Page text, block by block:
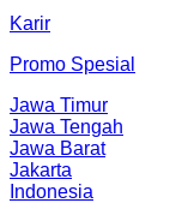
Karir
Promo Spesial
Jawa Timur
Jawa Tengah
Jawa Barat
Jakarta
Indonesia